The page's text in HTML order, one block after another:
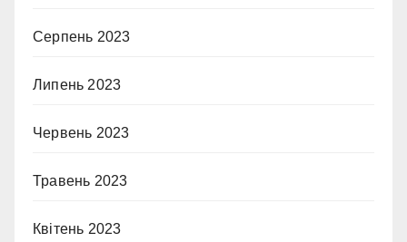
Серпень 2023
Липень 2023
Червень 2023
Травень 2023
Квітень 2023